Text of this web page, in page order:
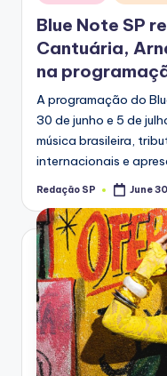
in
Blue Note SP
Cantuária,
na
A programação do
30 de junho e 5 de
música brasileira,
internacionais e
Posted
Redação SP June